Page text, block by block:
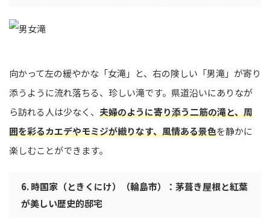
向かって左の緩やかな「女滝」と、右の険しい「男滝」が寄り
添うように流れ落ちる、珍しい滝です。県道沿いにありなが
ら訪れる人は少なく、 夫婦のように寄り添う二筋の滝と、周
囲を彩るカエデやモミジが織りなす、風情ある景色を静かに
楽しむことができます。
6. 時国家（ときくにけ）（輪島市）：茅葺き屋根と紅葉
が美しい歴史的邸宅